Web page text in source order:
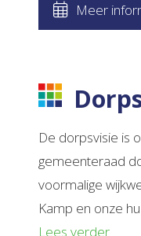
Meer
De dorpsvisie is
gemeenteraad
voormalige
Kamp en onze
Lees verder